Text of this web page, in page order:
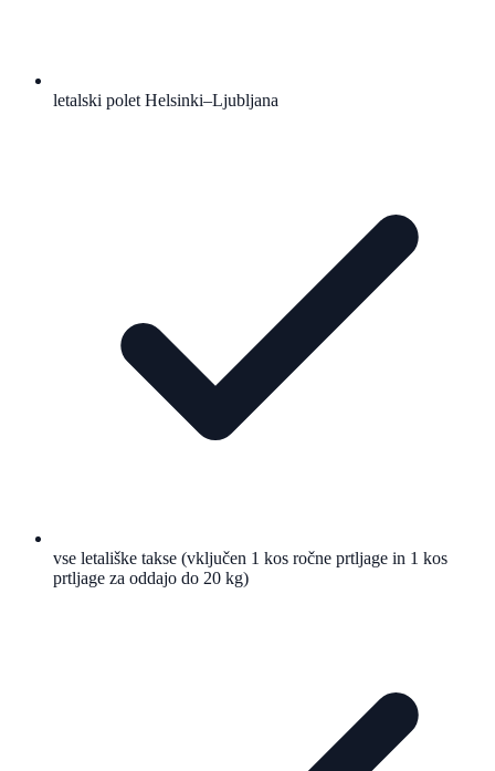
letalski polet Helsinki–Ljubljana
vse letališke takse (vključen 1 kos ročne prtljage in 1 kos
prtljage za oddajo do 20 kg)